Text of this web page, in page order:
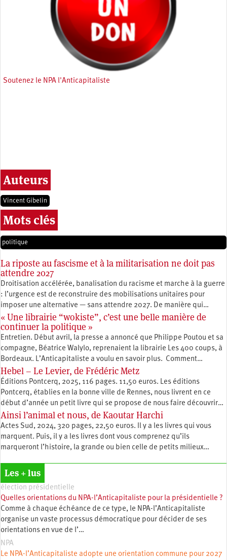
Soutenez le NPA l'Anticapitaliste
Auteurs
Vincent Gibelin
Mots clés
politique
La riposte au fascisme et à la militarisation ne doit pas
attendre 2027
Droitisation accélérée, banalisation du racisme et marche à la guerre
: l’urgence est de reconstruire des mobilisations unitaires pour
imposer une alternative — sans attendre 2027. De manière qui…
« Une librairie “wokiste”, c’est une belle manière de
continuer la politique »
Entretien. Début avril, la presse a annoncé que Philippe Poutou et sa
compagne, Béatrice Walylo, reprenaient la librairie Les 400 coups, à
Bordeaux. L’Anticapitaliste a voulu en savoir plus. Comment…
Hebel – Le Levier, de Frédéric Metz
Éditions Pontcerq, 2025, 116 pages. 11,50 euros. Les éditions
Pontcerq, établies en la bonne ville de Rennes, nous livrent en ce
début d’année un petit livre qui se propose de nous faire découvrir…
Ainsi l’animal et nous, de Kaoutar Harchi
Actes Sud, 2024, 320 pages, 22,50 euros. Il y a les livres qui vous
marquent. Puis, il y a les livres dont vous comprenez qu’ils
marqueront l’histoire, la grande ou bien celle de petits milieux…
Les + lus
élection présidentielle
Quelles orientations du NPA-l’Anticapitaliste pour la présidentielle ?
Comme à chaque échéance de ce type, le NPA-l’Anticapitaliste
organise un vaste processus démocratique pour décider de ses
orientations en vue de l’…
NPA
Le NPA-l’Anticapitaliste adopte une orientation commune pour 2027